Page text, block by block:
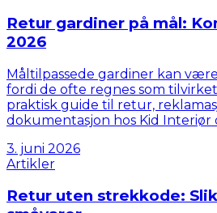
Retur gardiner på mål:
2026
Måltilpassede gardiner kan
fordi de ofte regnes som
praktisk guide til retur,
dokumentasjon hos Kid Interiør
3. juni 2026
Artikler
Retur uten strekkode: